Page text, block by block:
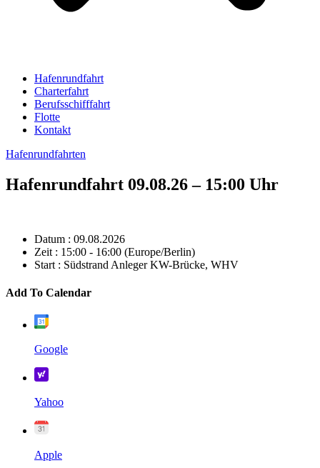
Hafenrundfahrt
Charterfahrt
Berufsschifffahrt
Flotte
Kontakt
Hafenrundfahrten
Hafenrundfahrt 09.08.26 – 15:00 Uhr
Datum : 09.08.2026
Zeit : 15:00 - 16:00 (Europe/Berlin)
Start : Südstrand Anleger KW-Brücke, WHV
Add To Calendar
Google
Yahoo
Apple